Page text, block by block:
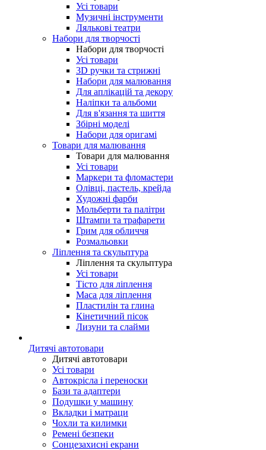
Усі товари
Музичні інструменти
Лялькові театри
Набори для творчості
Набори для творчості
Усі товари
3D ручки та стрижні
Набори для малювання
Для аплікацій та декору
Наліпки та альбоми
Для в'язання та шиття
Збірні моделі
Набори для оригамі
Товари для малювання
Товари для малювання
Усі товари
Маркери та фломастери
Олівці, пастель, крейда
Художні фарби
Мольберти та палітри
Штампи та трафарети
Грим для обличчя
Розмальовки
Ліплення та скульптура
Ліплення та скульптура
Усі товари
Тісто для ліплення
Маса для ліплення
Пластилін та глина
Кінетичний пісок
Лизуни та слайми
Дитячі автотовари
Дитячі автотовари
Усі товари
Автокрісла і переноски
Бази та адаптери
Подушки у машину
Вкладки і матраци
Чохли та килимки
Ремені безпеки
Сонцезахисні екрани